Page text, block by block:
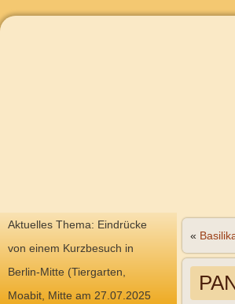
Aktuelles Thema: Eindrücke
von einem Kurzbesuch in
Berlin-Mitte (Tiergarten,
Moabit, Mitte am 27.07.2025
«